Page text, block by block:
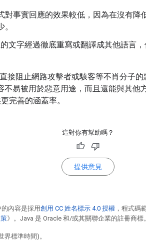
對事實回應的效果較低，因為在沒有降
文字經過徹底重寫或翻譯成其他語言
接阻止網路攻擊者或駭客等不肖分子
不易被用於惡意用途，而且還能與其他
完善的涵蓋率。
這對你有幫助嗎？
提供意見
內容是採用創用 CC 姓名標示 4.0 授權 ，程式碼
》。Java 是 Oracle 和/或其關聯企業的註冊商標。
界標準時間)。